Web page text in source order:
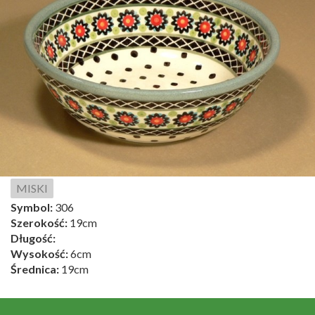
MISKI
Symbol: 306
Szerokość: 19cm
Długość:
Wysokość:6cm
Średnica: 19cm